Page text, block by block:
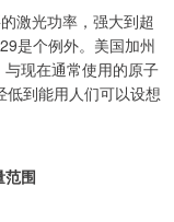
激光功率，强大到超
是个例外。美国加州
与现在通常使用的原子
低到能用人们可以设想
范围